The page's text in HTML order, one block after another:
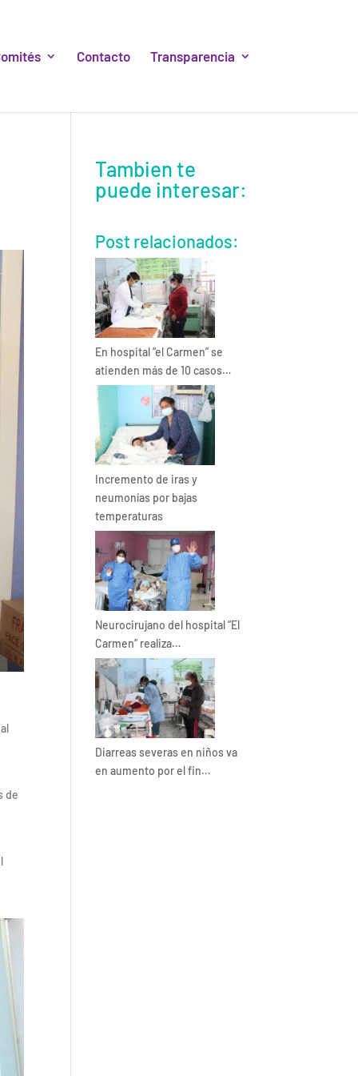
Contacto Transparencia
de
Tambien te
puede interesar:
Post relacionados:
En hospital “el Carmen” se
atienden más de 10 casos…
Incremento de iras y
neumonías por bajas
temperaturas
Neurocirujano del hospital “El
Carmen” realiza…
Diarreas severas en niños va
en aumento por el fin…